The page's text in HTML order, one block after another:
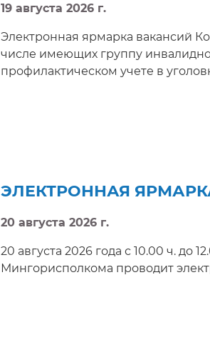
19 августа 2026 г.
Электронная ярмарка вакансий
числе имеющих группу
профилактическом учете в
ЭЛЕКТРОННАЯ
20 августа 2026 г.
20 августа 2026 года с 10.00 ч. до
Мингорисполкома проводит